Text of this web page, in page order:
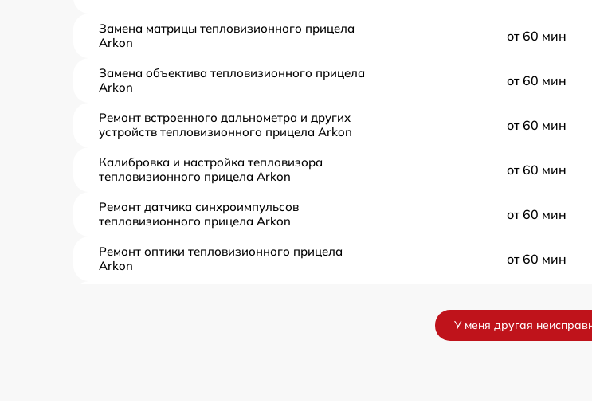
Замена матрицы тепловизионного прицела
Arkon
от 60 мин
Замена объектива тепловизионного прицела
Arkon
от 60 мин
Ремонт встроенного дальнометра и других
устройств тепловизионного прицела Arkon
от 60 мин
Калибровка и настройка тепловизора
тепловизионного прицела Arkon
от 60 мин
Ремонт датчика синхроимпульсов
тепловизионного прицела Arkon
от 60 мин
Ремонт оптики тепловизионного прицела
Arkon
от 60 мин
У меня другая